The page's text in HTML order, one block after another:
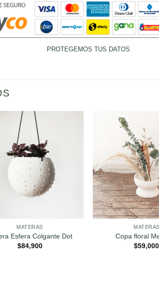
PROTEGEMOS TUS DATOS
MATERAS
Esfera Colgante Dot
$84,900
MATERAS
Copa floral
$59,000